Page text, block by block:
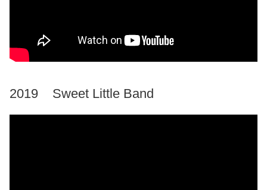
2019 Sweet Little Band